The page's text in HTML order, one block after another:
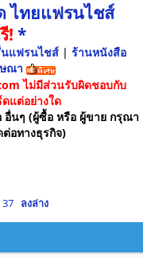
ไทยแฟรนไชส์
! *
แฟรนไชส์ | ร้านหนังสือ
ณา
ไม่มีส่วนรับผิดชอบกับ
แต่อย่างใด
อื่นๆ (ผู้ซื้อ หรือ ผู้ขาย กรุณา
อทางธุรกิจ)
37 ลงล่าง